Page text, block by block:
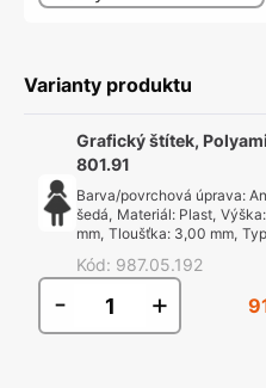
Varianty produktu
Grafický štítek,
801.91
Barva/povrchová úprava:
šedá, Materiál: Plast, Výška
mm, Tloušťka: 3,00 mm,
Kód: 987.05.192
- +